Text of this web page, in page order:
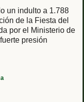
un indulto a 1.788
de la Fiesta del
por el Ministerio de
presión